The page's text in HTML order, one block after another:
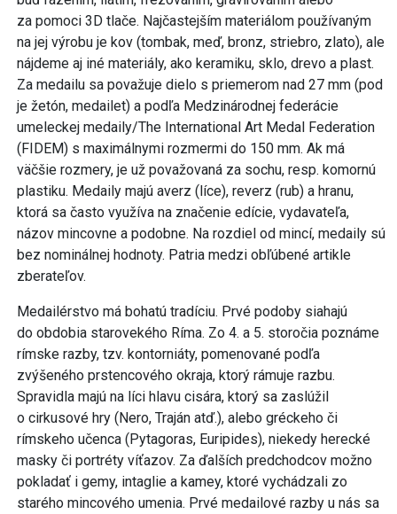
za pomoci 3D tlače. Najčastejším materiálom používaným
na jej výrobu je kov (tombak, meď, bronz, striebro, zlato), ale
nájdeme aj iné materiály, ako keramiku, sklo, drevo a plast.
Za medailu sa považuje dielo s priemerom nad 27 mm (pod
je žetón, medailet) a podľa Medzinárodnej federácie
umeleckej medaily/The International Art Medal Federation
(FIDEM) s maximálnymi rozmermi do 150 mm. Ak má
väčšie rozmery, je už považovaná za sochu, resp. komornú
plastiku. Medaily majú averz (líce), reverz (rub) a hranu,
ktorá sa často využíva na značenie edície, vydavateľa,
názov mincovne a podobne. Na rozdiel od mincí, medaily sú
bez nominálnej hodnoty. Patria medzi obľúbené artikle
zberateľov.
Medailérstvo má bohatú tradíciu. Prvé podoby siahajú
do obdobia starovekého Ríma. Zo 4. a 5. storočia poznáme
rímske razby, tzv. kontorniáty, pomenované podľa
zvýšeného prstencového okraja, ktorý rámuje razbu.
Spravidla majú na líci hlavu cisára, ktorý sa zaslúžil
o cirkusové hry (Nero, Traján atď.), alebo gréckeho či
rímskeho učenca (Pytagoras, Euripides), niekedy herecké
masky či portréty víťazov. Za ďalších predchodcov možno
pokladať i gemy, intaglie a kamey, ktoré vychádzali zo
starého mincového umenia. Prvé medailové razby u nás sa